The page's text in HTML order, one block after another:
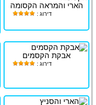
הארי והמראה הקסומה
דירוג :
אבקת הקסמים
דירוג :